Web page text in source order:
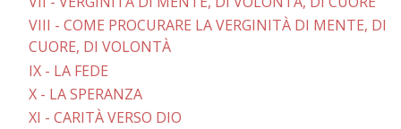
VIII - COME PROCURARE LA VERGINITÀ DI MENTE, DI
CUORE, DI VOLONTÀ
IX - LA FEDE
X - LA SPERANZA
XI - CARITÀ VERSO DIO